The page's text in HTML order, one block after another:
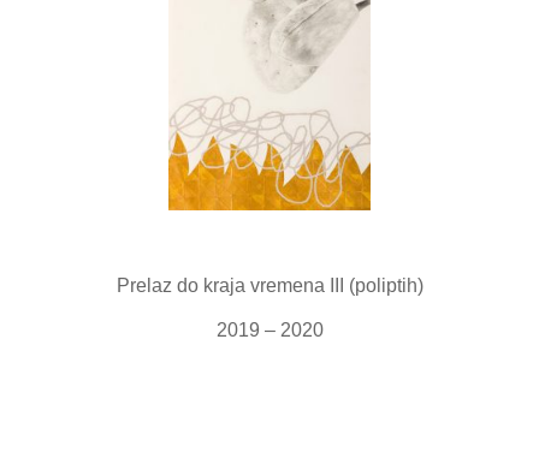
Prelaz do kraja vremena III (poliptih)
2019 – 2020